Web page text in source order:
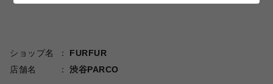
ショップ名
FURFUR
店舗名
渋谷PARCO